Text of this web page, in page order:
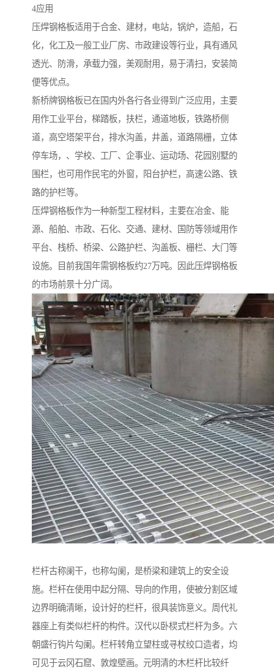
4应用
压焊钢格板适用于合金、建材，电站，锅炉，造船，石
化，化工及一般工业厂房、市政建设等行业，具有通风
透光、防滑，承载力强，美观耐用，易于清扫，安装简
便等优点。
新桥牌钢格板已在国内外各行各业得到广泛应用，主要
用作工业平台，梯踏板，扶栏，通道地板，铁路桥侧
道，高空塔架平台，排水沟盖，井盖，道路隔栅，立体
停车场，、学校、工厂、企事业、运动场、花园别墅的
围栏，也可用作民宅的外窗，阳台护栏，高速公路、铁
路的护栏等。
压焊钢格板作为一种新型工程材料，主要在冶金、能
源、船舶、市政、石化、交通、建材、国防等领域用作
平台、栈桥、桥梁、公路护栏、沟盖板、栅栏、大门等
设施。目前我国年需钢格板约27万吨。因此压焊钢格板
的市场前景十分广阔。
栏杆古称阑干，也称勾阑，是桥梁和建筑上的安全设
施。栏杆在使用中起分隔、导向的作用，使被分割区域
边界明确清晰，设计好的栏杆，很具装饰意义。周代礼
器座上有类似栏杆的构件。汉代以卧棂式栏杆为多。六
朝盛行钩片勾阑。栏杆转角立望柱或寻杖绞口造者，均
可见于云冈石窟、敦煌壁画。元明清的木栏杆比较纤